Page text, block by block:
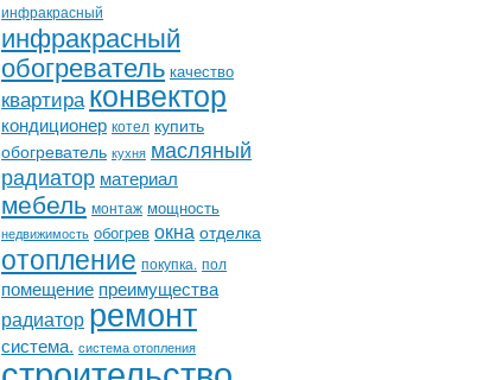
инфракрасный
инфракрасный
обогреватель качество
квартираконвектор
кондиционер котел купить
обогреватель кухня масляный
радиатор материал
мебель монтаж мощность
недвижимость обогрев окна отделка
отопление покупка. пол
помещение преимущества
радиаторремонт
система. система отопления